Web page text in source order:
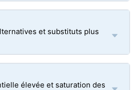
et substituts plus
élevée et saturation des